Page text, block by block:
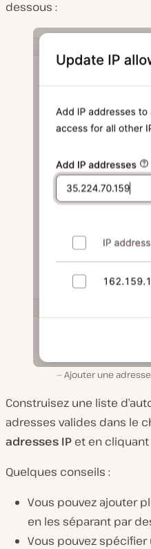
dessous :
Ajouter une
Construisez une liste
adresses valides dans le
adresses IP et en
Quelques conseils :
Vous pouvez ajouter
en les séparant par
Vous pouvez spécifier